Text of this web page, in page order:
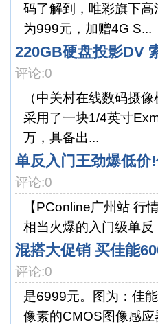
码了解到，唯彩旗下
为999元，加赠4G S...
220GB硬盘投影DV
评论:0
（中关村在线数码摄
采用了一块1/4英寸
万，具备出...
单反入门王劲爆低价
评论:0
【PConline广州站 行
相当火爆的入门级单
混搭大促销 买佳能
评论:0
是6999元。图为：佳
像素的CMOS图像感